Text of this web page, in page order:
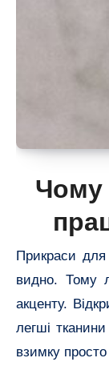
Чому
Прикраси для
видно. Тому
акценту.
легші
взимку